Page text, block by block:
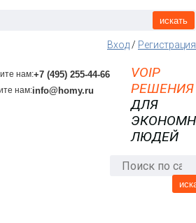
искать
Вход/ Регистрация
нам:+7 (495) 255-44-66
нам:info@homy.ru
VOIP
РЕШЕНИЯ
ДЛЯ
ЛЮДЕЙ